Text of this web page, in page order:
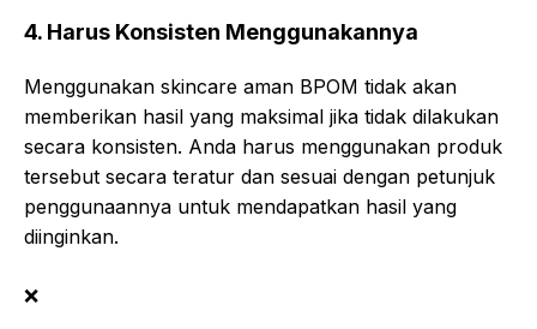
4. Harus Konsisten Menggunakannya
Menggunakan skincare aman BPOM tidak akan
memberikan hasil yang maksimal jika tidak dilakukan
secara konsisten. Anda harus menggunakan produk
tersebut secara teratur dan sesuai dengan petunjuk
penggunaannya untuk mendapatkan hasil yang
diinginkan.
❌